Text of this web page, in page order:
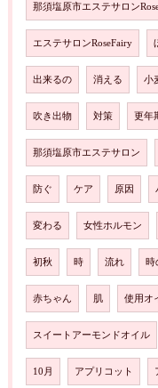
那須塩原市エステサロン
エステサロンRoseFairy
出来るの 消える 小
吹き出物 対策 更年
那須塩原市エステサロン
防ぐ ケア 原因
変わる 女性ホルモン
初秋 時 流れ 時
赤ちゃん 肌 使用オ
スイートアーモンドオイル
10月 アプリコット